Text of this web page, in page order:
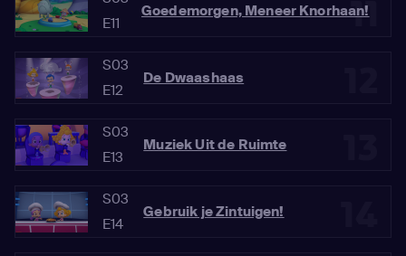
11
E11
Goedemorgen, Meneer Knorhaan!
S03
E12
De Dwaashaas
S03
E13
Muziek Uit de Ruimte
S03
E14
Gebruik je Zintuigen!